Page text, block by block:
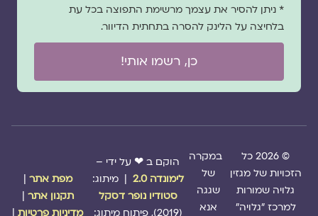
* ניתן להסיר את עצמך מרשימת התפוצה בכל עת
בלחיצה על הלינק להסרה בתחתית הדיוור.
כן, רשמו אותי!
© 2026 כל
הזכויות של מגזין
גלויה שמורות
למרכז "גלויה"
במקרה
של
שגגה
אנא
הוקם ב ❤ על ידי –
לימונדה 2.0
| מיתוג:
סטודיו נופר דסקל
מפת אתר|
תקנון אתר|
מדיניות פרטיות|